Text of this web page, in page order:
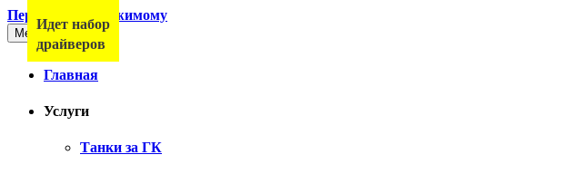
Перейти к содержимому
Меню
Главная
Услуги
Танки за ГК
Идет набор
драйверов